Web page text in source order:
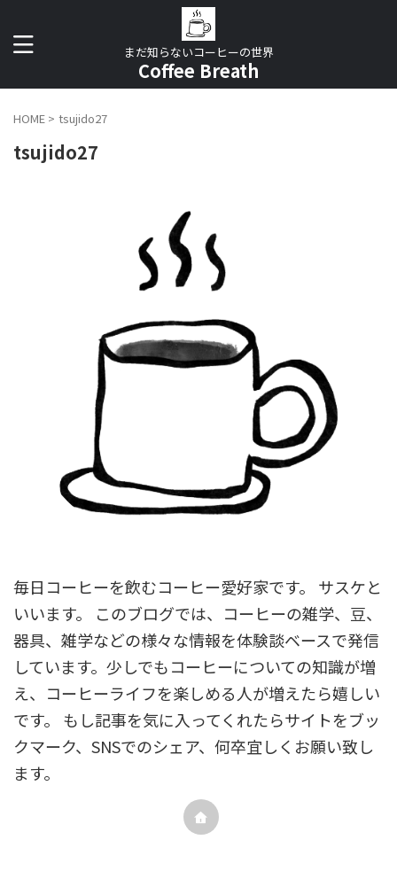
まだ知らないコーヒーの世界
Coffee Breath
HOME > tsujido27
tsujido27
毎日コーヒーを飲むコーヒー愛好家です。 サスケと
いいます。 このブログでは、コーヒーの雑学、豆、
器具、雑学などの様々な情報を体験談ベースで発信
しています。少しでもコーヒーについての知識が増
え、コーヒーライフを楽しめる人が増えたら嬉しい
です。 もし記事を気に入ってくれたらサイトをブッ
クマーク、SNSでのシェア、何卒宜しくお願い致し
ます。